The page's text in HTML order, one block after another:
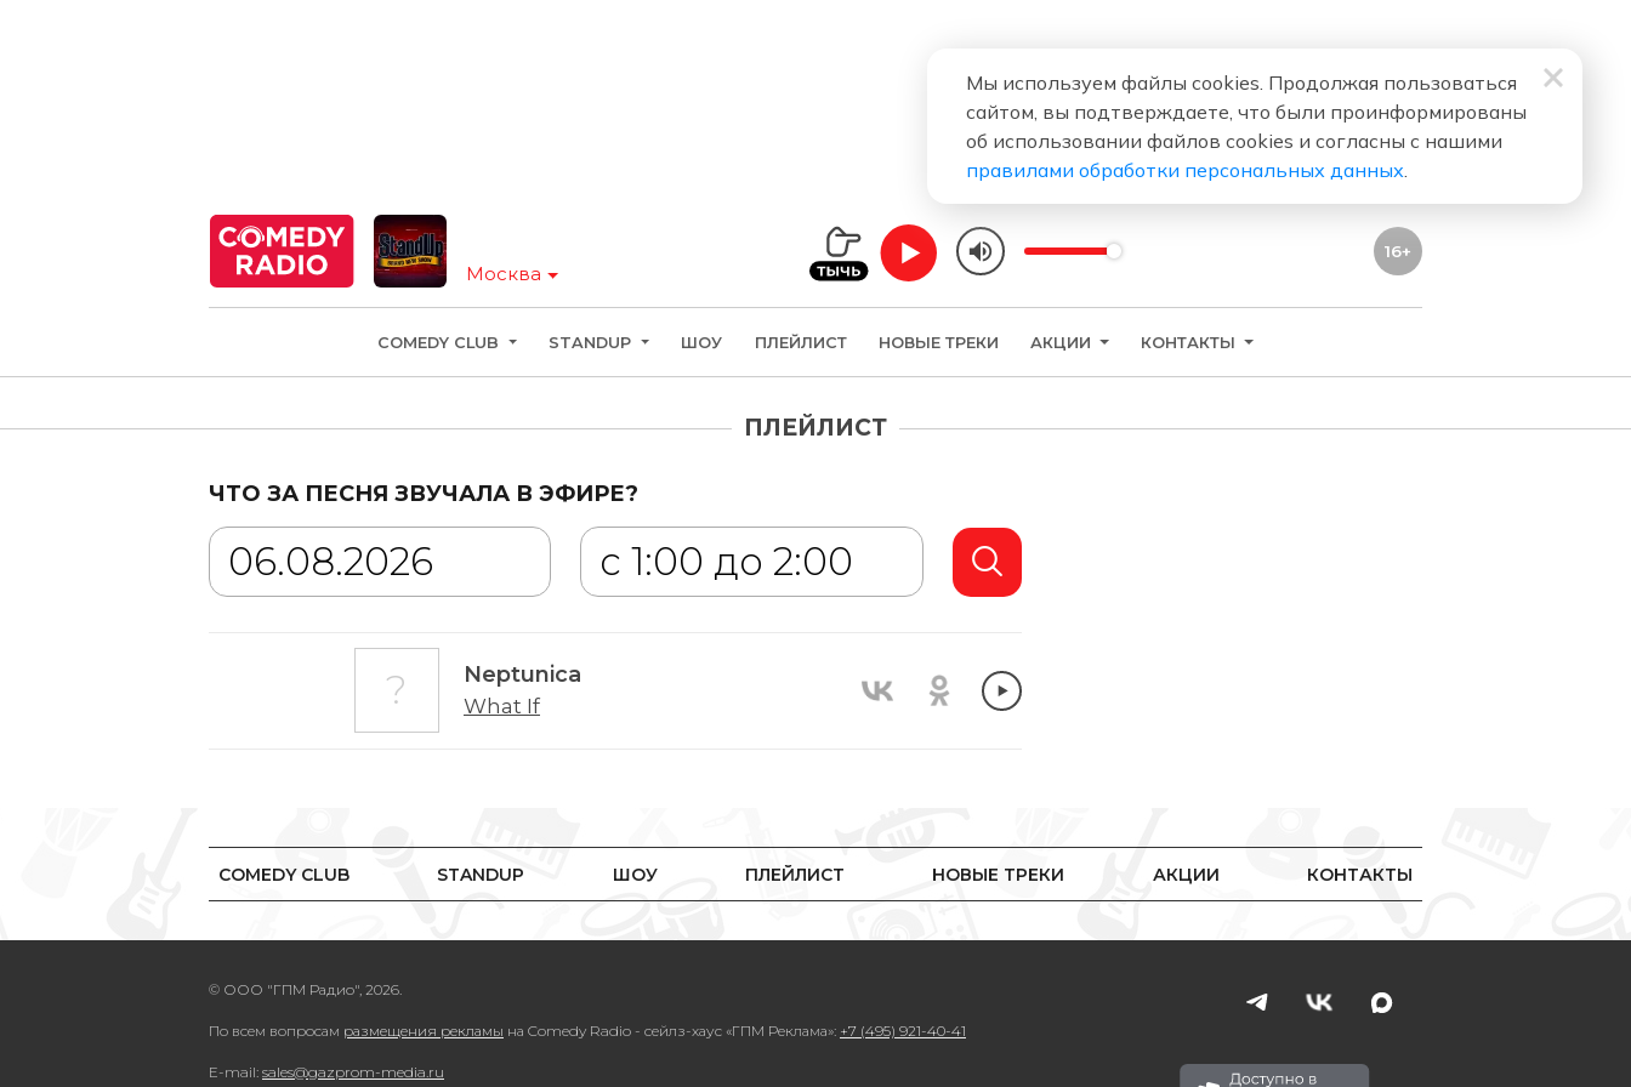
Москва
StandUp
16+
COMEDY CLUB STANDUP ШОУ ПЛЕЙЛИСТ НОВЫЕ ТРЕКИ АКЦИИ КОНТАКТЫ
ПЛЕЙЛИСТ
ЧТО ЗА ПЕСНЯ ЗВУЧАЛА В ЭФИРЕ?
Neptunica
What If
COMEDY CLUB STANDUP ШОУ ПЛЕЙЛИСТ НОВЫЕ ТРЕКИ АКЦИИ КОНТАКТЫ
© ООО "ГПМ Радио", 2026.
По всем вопросам размещения рекламы на Comedy Radio - сейлз-хаус «ГПМ Реклама»: +7 (495) 921-40-41
E-mail: sales@gazprom-media.ru
Мы используем файлы cookies. Продолжая пользоваться
сайтом, вы подтверждаете, что были проинформированы
об использовании файлов cookies и согласны с нашими
правилами обработки персональных данных.